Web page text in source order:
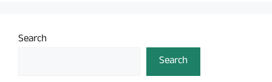
Search
Search